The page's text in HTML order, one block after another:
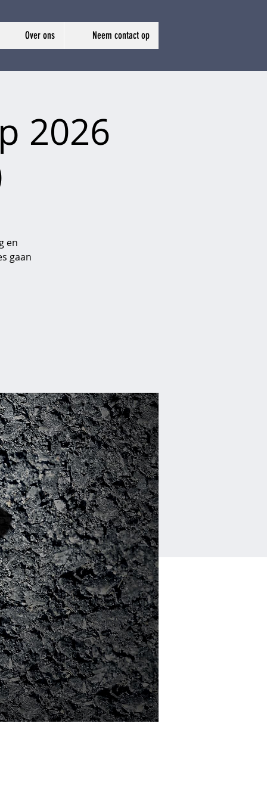
Over ons Neem contact op
2026
en
gaan